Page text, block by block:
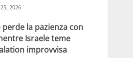
2026
la pazienza con
Israele teme
improvvisa